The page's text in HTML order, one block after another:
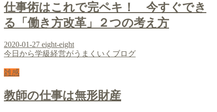
仕事術はこれで完ペキ！ 今すぐでき
る「働き方改革」２つの考え方
2020-01-27 eight-eight
今日から学級経営がうまくいくブログ
雑感
教師の仕事は無形財産